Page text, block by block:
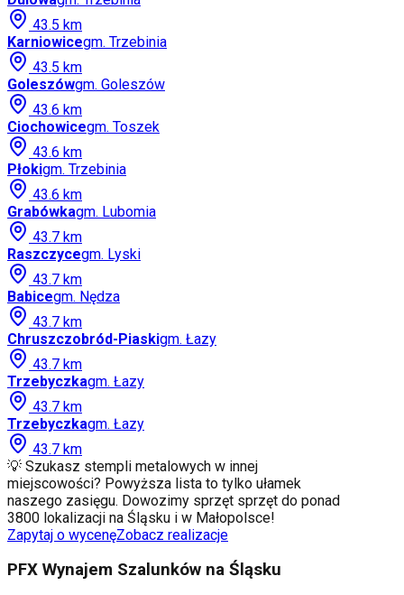
43.5 km
Karniowicegm. Trzebinia
43.5 km
Goleszówgm. Goleszów
43.6 km
Ciochowicegm. Toszek
43.6 km
Płokigm. Trzebinia
43.6 km
Grabówkagm. Lubomia
43.7 km
Raszczycegm. Lyski
43.7 km
Babicegm. Nędza
43.7 km
Chruszczobród-Piaskigm. Łazy
43.7 km
Trzebyczkagm. Łazy
43.7 km
Trzebyczkagm. Łazy
43.7 km
💡 Szukasz stempli metalowych w innej
miejscowości? Powyższa lista to tylko ułamek
naszego zasięgu. Dowozimy sprzęt sprzęt do ponad
3800 lokalizacji na Śląsku i w Małopolsce!
Zapytaj o wycenęZobacz realizacje
PFX Wynajem Szalunków na Śląsku